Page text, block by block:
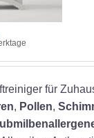
für
, Pollen,